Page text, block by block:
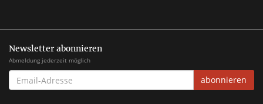
Newsletter abonnieren
Abmeldung jederzeit möglich
EMAIL-
ADRESSE
abonnieren